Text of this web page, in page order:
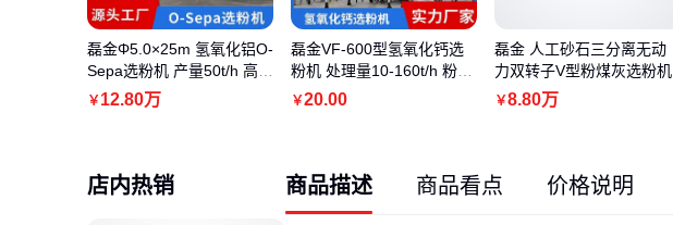
磊金Φ5.0×25m 氢氧化铝O-
Sepa选粉机 产量50t/h 高岭
土/滑石粉专用
￥12.80万
磊金VF-600型氢氧化钙选
粉机 处理量10-160t/h 粉煤
灰脱粉专用
￥20.00
磊金 人工砂石三分离无动
力双转子V型粉煤灰选粉机
￥8.80万
店内热销 商品描述 商品看点 价格说明